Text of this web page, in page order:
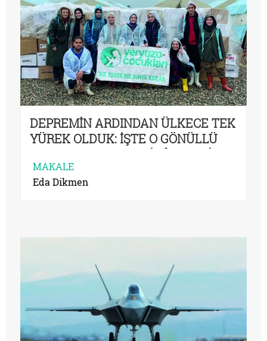
DEPREMİN ARDINDAN ÜLKECE TEK
YÜREK OLDUK: İŞTE O GÖNÜLLÜ
KAHRAMANLARIN HİKÂYELERİ
MAKALE
Eda Dikmen